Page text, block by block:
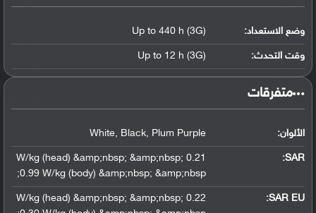
وضع الاستعداد: Up to 440 h (3G)
وقت التحدث: Up to 12 h (3G)
‏متفرقات‏
الألوان: White, Black, Plum Purple
SAR
:
0.21 W/kg (head) &amp;nbsp; &amp;nbsp;
0.99 W/kg (body) &amp;nbsp; &amp;nbsp;
SAR EU:
0.22 W/kg (head) &amp;nbsp; &amp;nbsp;